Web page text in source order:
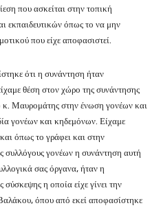
που ασκείται στην τοπική
εκπαιδευτικών όπως το να μην
που είχε αποφασιστεί.
ότι η συνάντηση ήταν
θέση στον χώρο της συνάντησης
κ. Μαυρομάτης στην ένωση γονέων και
γονέων και κηδεμόνων. Είχαμε
όπως το γράφει και στην
συλλόγους γονέων η συνάντηση αυτή
σας όργανα, ήταν η
η οποία είχε γίνει την
όπου από εκεί αποφασίστηκε